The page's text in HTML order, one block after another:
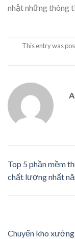
nhật những thông
This entry was
Top 5 phần mềm
chất lượng nhất
Chuyển kho